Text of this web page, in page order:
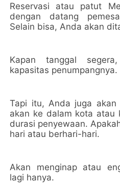
Reservasi atau patut
dengan datang
Selain bisa, Anda akan
Kapan tanggal
kapasitas penumpangnya.
Tapi itu, Anda juga akan
akan ke dalam kota atau
durasi penyewaan.
hari atau berhari-hari.
Akan menginap atau
lagi hanya.